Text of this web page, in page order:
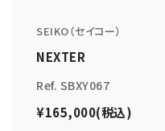
SEIKO（セイコー）
NEXTER
Ref. SBXY067
¥165,000(税込)